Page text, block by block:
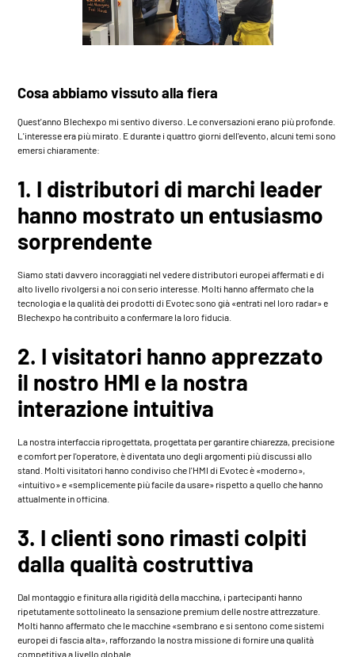
Cosa abbiamo vissuto alla fiera
Quest'anno Blechexpo mi sentivo diverso. Le conversazioni erano più profonde.
L'interesse era più mirato. E durante i quattro giorni dell'evento, alcuni temi sono
emersi chiaramente:
1. I distributori di marchi leader
hanno mostrato un entusiasmo
sorprendente
Siamo stati davvero incoraggiati nel vedere distributori europei affermati e di
alto livello rivolgersi a noi con serio interesse. Molti hanno affermato che la
tecnologia e la qualità dei prodotti di Evotec sono già «entrati nel loro radar» e
Blechexpo ha contribuito a confermare la loro fiducia.
2. I visitatori hanno apprezzato
il nostro HMI e la nostra
interazione intuitiva
La nostra interfaccia riprogettata, progettata per garantire chiarezza, precisione
e comfort per l'operatore, è diventata uno degli argomenti più discussi allo
stand. Molti visitatori hanno condiviso che l'HMI di Evotec è «moderno»,
«intuitivo» e «semplicemente più facile da usare» rispetto a quello che hanno
attualmente in officina.
3. I clienti sono rimasti colpiti
dalla qualità costruttiva
Dal montaggio e finitura alla rigidità della macchina, i partecipanti hanno
ripetutamente sottolineato la sensazione premium delle nostre attrezzature.
Molti hanno affermato che le macchine «sembrano e si sentono come sistemi
europei di fascia alta», rafforzando la nostra missione di fornire una qualità
competitiva a livello globale.